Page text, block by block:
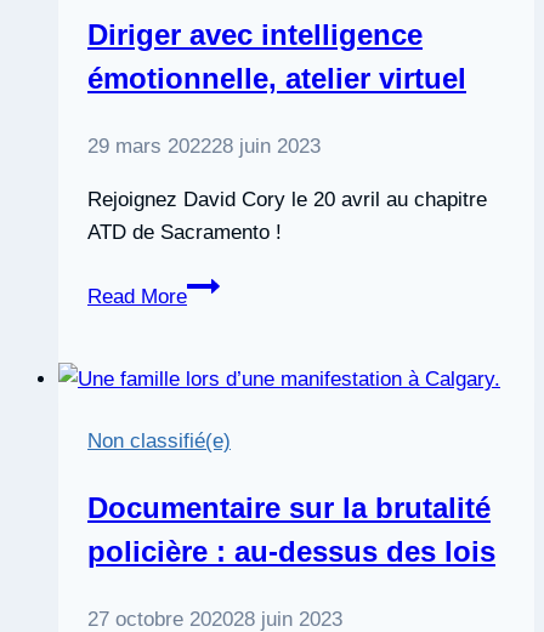
Diriger avec intelligence
émotionnelle, atelier virtuel
29 mars 202228 juin 2023
Rejoignez David Cory le 20 avril au chapitre
ATD de Sacramento !
Read More
Diriger
émotionnelle,
virtuel
Non classifié(e)
Documentaire sur la brutalité
policière : au-dessus des lois
27 octobre 202028 juin 2023